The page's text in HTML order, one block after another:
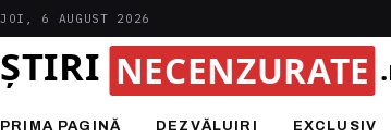
JOI, 6 AUGUST 2026
PRIMA PAGINĂ DEZVĂLUIRI EXCLUSIV